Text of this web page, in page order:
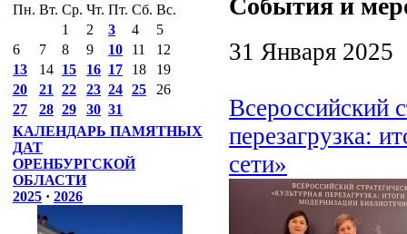
Пн. Вт. Ср. Чт. Пт. Сб. Вс.
1
2 3 4
5
6
7 8 9 10 11
12
13
14 15 16 17 18
19
20
21 22 23 24 25
26
27
28 29 30 31
КАЛЕНДАРЬ ПАМЯТНЫХ
ДАТ
ОРЕНБУРГСКОЙ
ОБЛАСТИ
2025 · 2026
События и
31 Января 2025
Всероссийский
перезагрузка:
сети»